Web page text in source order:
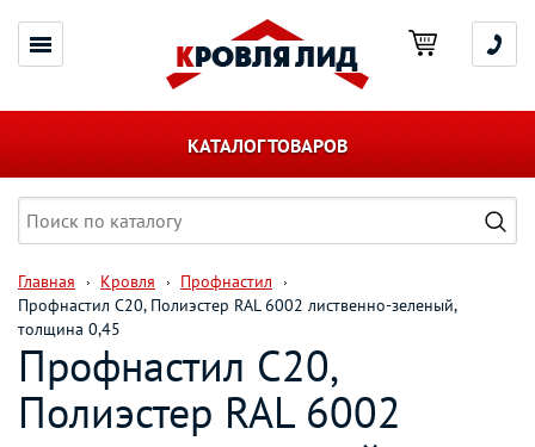
КАТАЛОГ ТОВАРОВ
Главная Кровля
Профнастил
Профнастил С20, Полиэстер RAL 6002 лиственно-зеленый,
толщина 0,45
Профнастил С20,
Полиэстер RAL 6002